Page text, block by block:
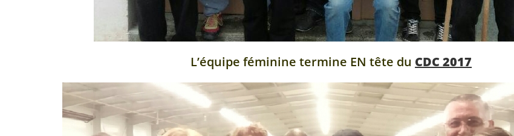
L’équipe féminine termine EN tête du CDC 2017